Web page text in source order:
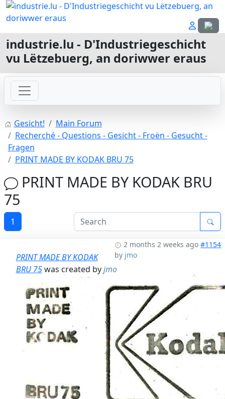
industrie.lu - D'Industriegeschicht
vu Lëtzebuerg, an doriwwer eraus
Gesicht!
Main Forum
Recherché - Questions - Gesicht - Froën - Gesucht -
Fragen
PRINT MADE BY KODAK BRU 75
PRINT MADE BY KODAK BRU
75
1
2 months 2 weeks ago #1154
by jmo
PRINT MADE BY KODAK
BRU 75was created byjmo